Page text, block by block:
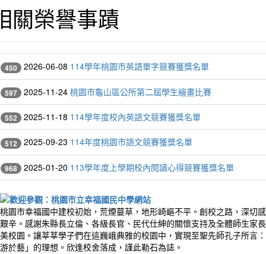
關榮譽事蹟
450 2026-06-08 114學年桃園市英語單字競賽獲獎名單
597 2025-11-24 桃園市龜山區公所第二屆學生繪畫比賽
552 2025-11-18 114學年度校內英語文競賽獲獎名單
512 2025-09-23 114年度桃園市語文競賽獲獎名單
968 2025-01-20 113學年度上學期校內閱讀心得競賽獲獎名單
桃園市幸福國中建校初始，荒煙蔓草，地形崎嶇不平。創校之路，深切
艱辛。感謝朱縣長立倫、各級長官、民代仕紳的關懷支持及全體師生家
美校園。讓莘莘學子們在這巍峨典雅的校園中，實現至聖先師孔子所言
游於藝」的理想。欣逢校舍落成，謹此勒石為誌。